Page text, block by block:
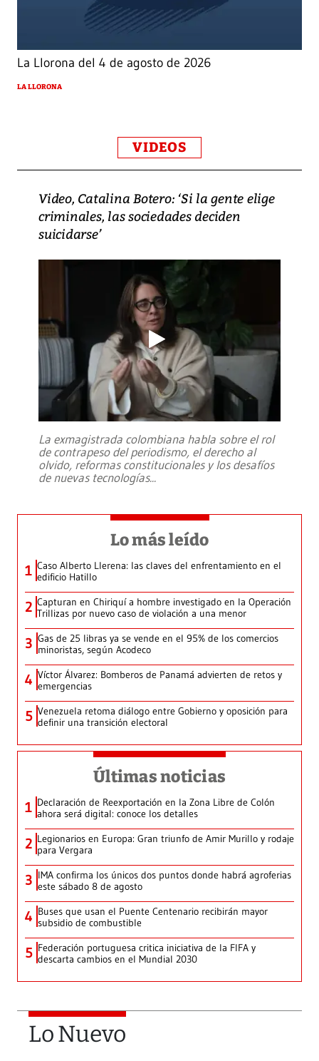
La Llorona del 4 de agosto de 2026
LA LLORONA
VIDEOS
Video, Catalina Botero: ‘Si la gente elige
criminales, las sociedades deciden
suicidarse’
La exmagistrada colombiana habla sobre el rol
de contrapeso del periodismo, el derecho al
olvido, reformas constitucionales y los desafíos
de nuevas tecnologías...
Lo más leído
1 Caso Alberto Llerena: las claves del enfrentamiento en el
edificio Hatillo
2 Capturan en Chiriquí a hombre investigado en la Operación
Trillizas por nuevo caso de violación a una menor
3 Gas de 25 libras ya se vende en el 95% de los comercios
minoristas, según Acodeco
4 Víctor Álvarez: Bomberos de Panamá advierten de retos y
emergencias
5 Venezuela retoma diálogo entre Gobierno y oposición para
definir una transición electoral
Últimas noticias
1 Declaración de Reexportación en la Zona Libre de Colón
ahora será digital: conoce los detalles
2 Legionarios en Europa: Gran triunfo de Amir Murillo y rodaje
para Vergara
3 IMA confirma los únicos dos puntos donde habrá agroferias
este sábado 8 de agosto
4 Buses que usan el Puente Centenario recibirán mayor
subsidio de combustible
5 Federación portuguesa critica iniciativa de la FIFA y
descarta cambios en el Mundial 2030
Lo Nuevo